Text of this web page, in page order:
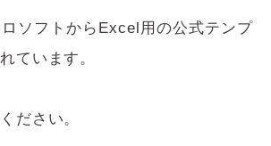
ソフトからExcel用の公式テンプ
ています。
ださい。